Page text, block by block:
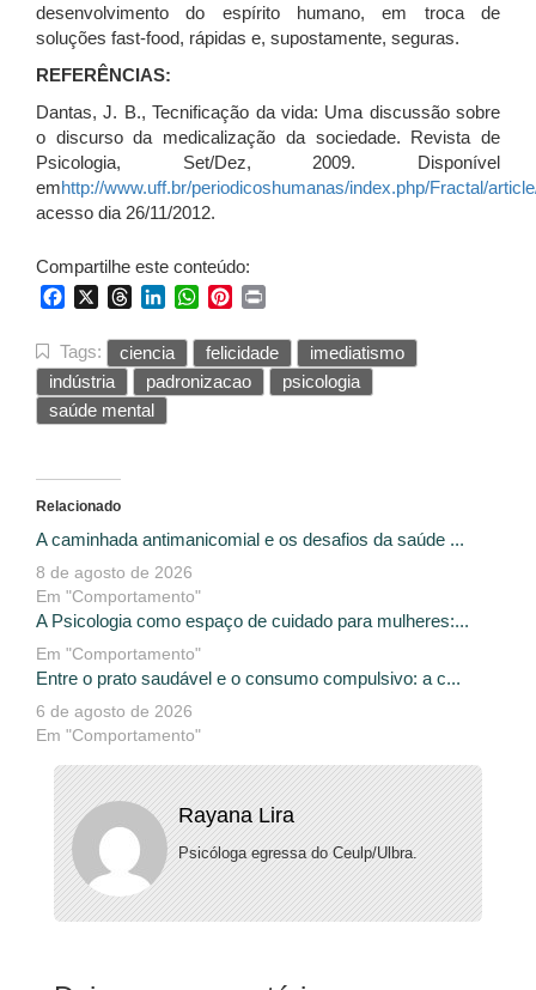
desenvolvimento do espírito humano, em troca de
soluções fast-food, rápidas e, supostamente, seguras.
REFERÊNCIAS:
Dantas, J. B., Tecnificação da vida: Uma discussão sobre
o discurso da medicalização da sociedade. Revista de
Psicologia, Set/Dez, 2009. Disponível
emhttp://www.uff.br/periodicoshumanas/index.php/Fractal/
acesso dia 26/11/2012.
Compartilhe este conteúdo:
FacebookThreadsLinkedInWhatsApp
Pinterest
Tags: ciencia felicidade
imediatismo
indústria
padronizacao
psicologia
saúde mental
Relacionado
A caminhada antimanicomial e os desafios da saúde ...
8 de agosto de 2026
Em "Comportamento"
A Psicologia como espaço de cuidado para mulheres:...
Em "Comportamento"
Entre o prato saudável e o consumo compulsivo: a c...
6 de agosto de 2026
Em "Comportamento"
Rayana Lira
Psicóloga egressa do Ceulp/Ulbra.